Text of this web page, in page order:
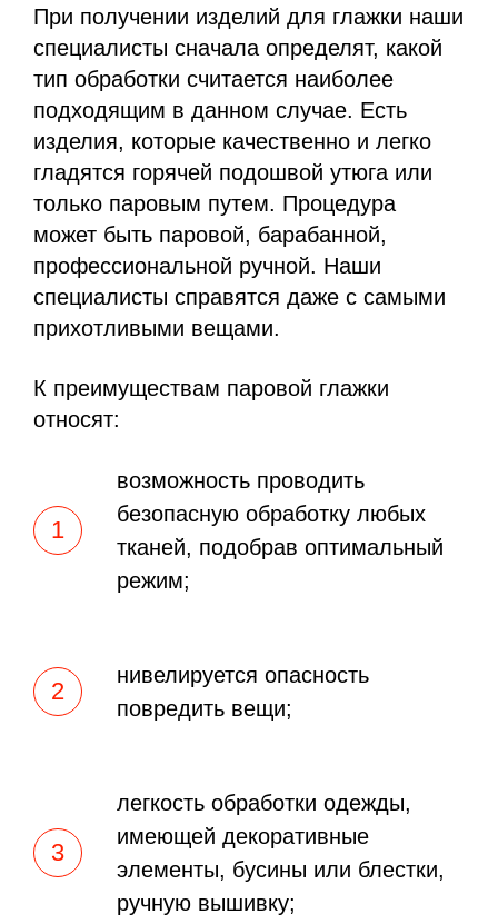
При получении изделий для глажки наши
специалисты сначала определят, какой
тип обработки считается наиболее
подходящим в данном случае. Есть
изделия, которые качественно и легко
гладятся горячей подошвой утюга или
только паровым путем. Процедура
может быть паровой, барабанной,
профессиональной ручной. Наши
специалисты справятся даже с самыми
прихотливыми вещами.
К преимуществам паровой глажки
относят:
возможность проводить
безопасную обработку любых
тканей, подобрав оптимальный
режим;
нивелируется опасность
повредить вещи;
легкость обработки одежды,
имеющей декоративные
элементы, бусины или блестки,
ручную вышивку;